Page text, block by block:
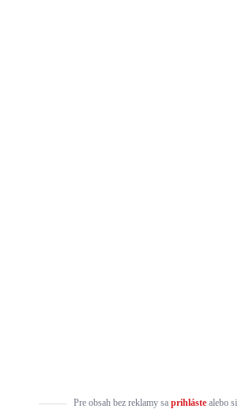
Pre obsah bez reklamy sa prihlástealebo si